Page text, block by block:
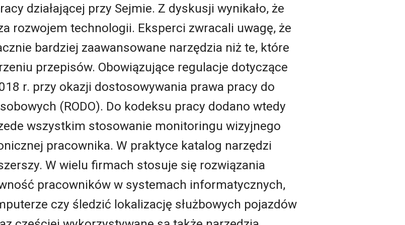
działającej przy Sejmie. Z dyskusji wynikało, że
rozwojem technologii. Eksperci zwracali uwagę, że
bardziej zaawansowane narzędzia niż te, które
przepisów. Obowiązujące regulacje dotyczące
r. przy okazji dostosowywania prawa pracy do
(RODO). Do kodeksu pracy dodano wtedy
wszystkim stosowanie monitoringu wizyjnego
pracownika. W praktyce katalog narzędzi
W wielu firmach stosuje się rozwiązania
pracowników w systemach informatycznych,
czy śledzić lokalizację służbowych pojazdów